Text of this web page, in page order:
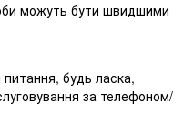
можуть бути швидшими
будь ласка,
за телефоном/